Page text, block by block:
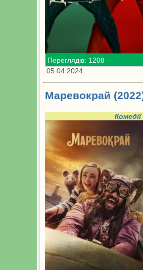
Переглядів: 1208
05.04.2024
Маревокрай
Комедії